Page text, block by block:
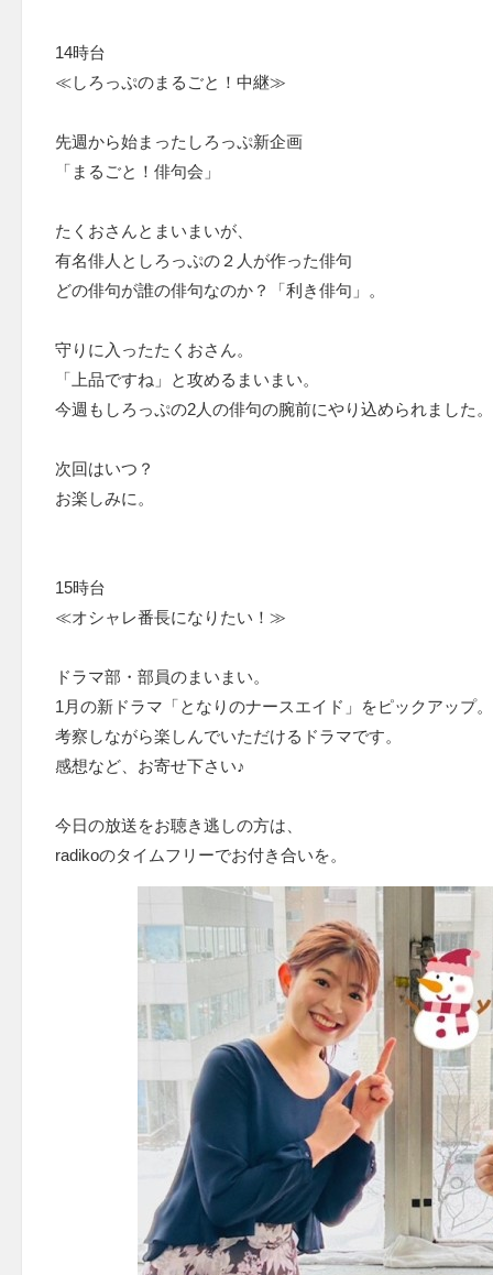
14時台
≪しろっぷのまるごと！中継≫
先週から始まったしろっぷ新企画
「まるごと！俳句会」
たくおさんとまいまいが、
有名俳人としろっぷの２人が作った俳句
どの俳句が誰の俳句なのか？「利き俳句」。
守りに入ったたくおさん。
「上品ですね」と攻めるまいまい。
今週もしろっぷの2人の俳句の腕前にやり込められました。
次回はいつ？
お楽しみに。
15時台
≪オシャレ番長になりたい！≫
ドラマ部・部員のまいまい。
1月の新ドラマ「となりのナースエイド」をピックアップ。
考察しながら楽しんでいただけるドラマです。
感想など、お寄せ下さい♪
今日の放送をお聴き逃しの方は、
radikoのタイムフリーでお付き合いを。